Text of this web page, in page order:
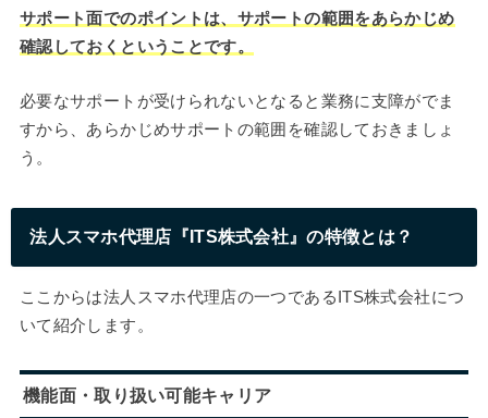
サポート面でのポイントは、サポートの範囲をあらかじめ
確認しておくということです。
必要なサポートが受けられないとなると業務に支障がでま
すから、あらかじめサポートの範囲を確認しておきましょ
う。
法人スマホ代理店『ITS株式会社』の特徴とは？
ここからは法人スマホ代理店の一つであるITS株式会社につ
いて紹介します。
機能面・取り扱い可能キャリア